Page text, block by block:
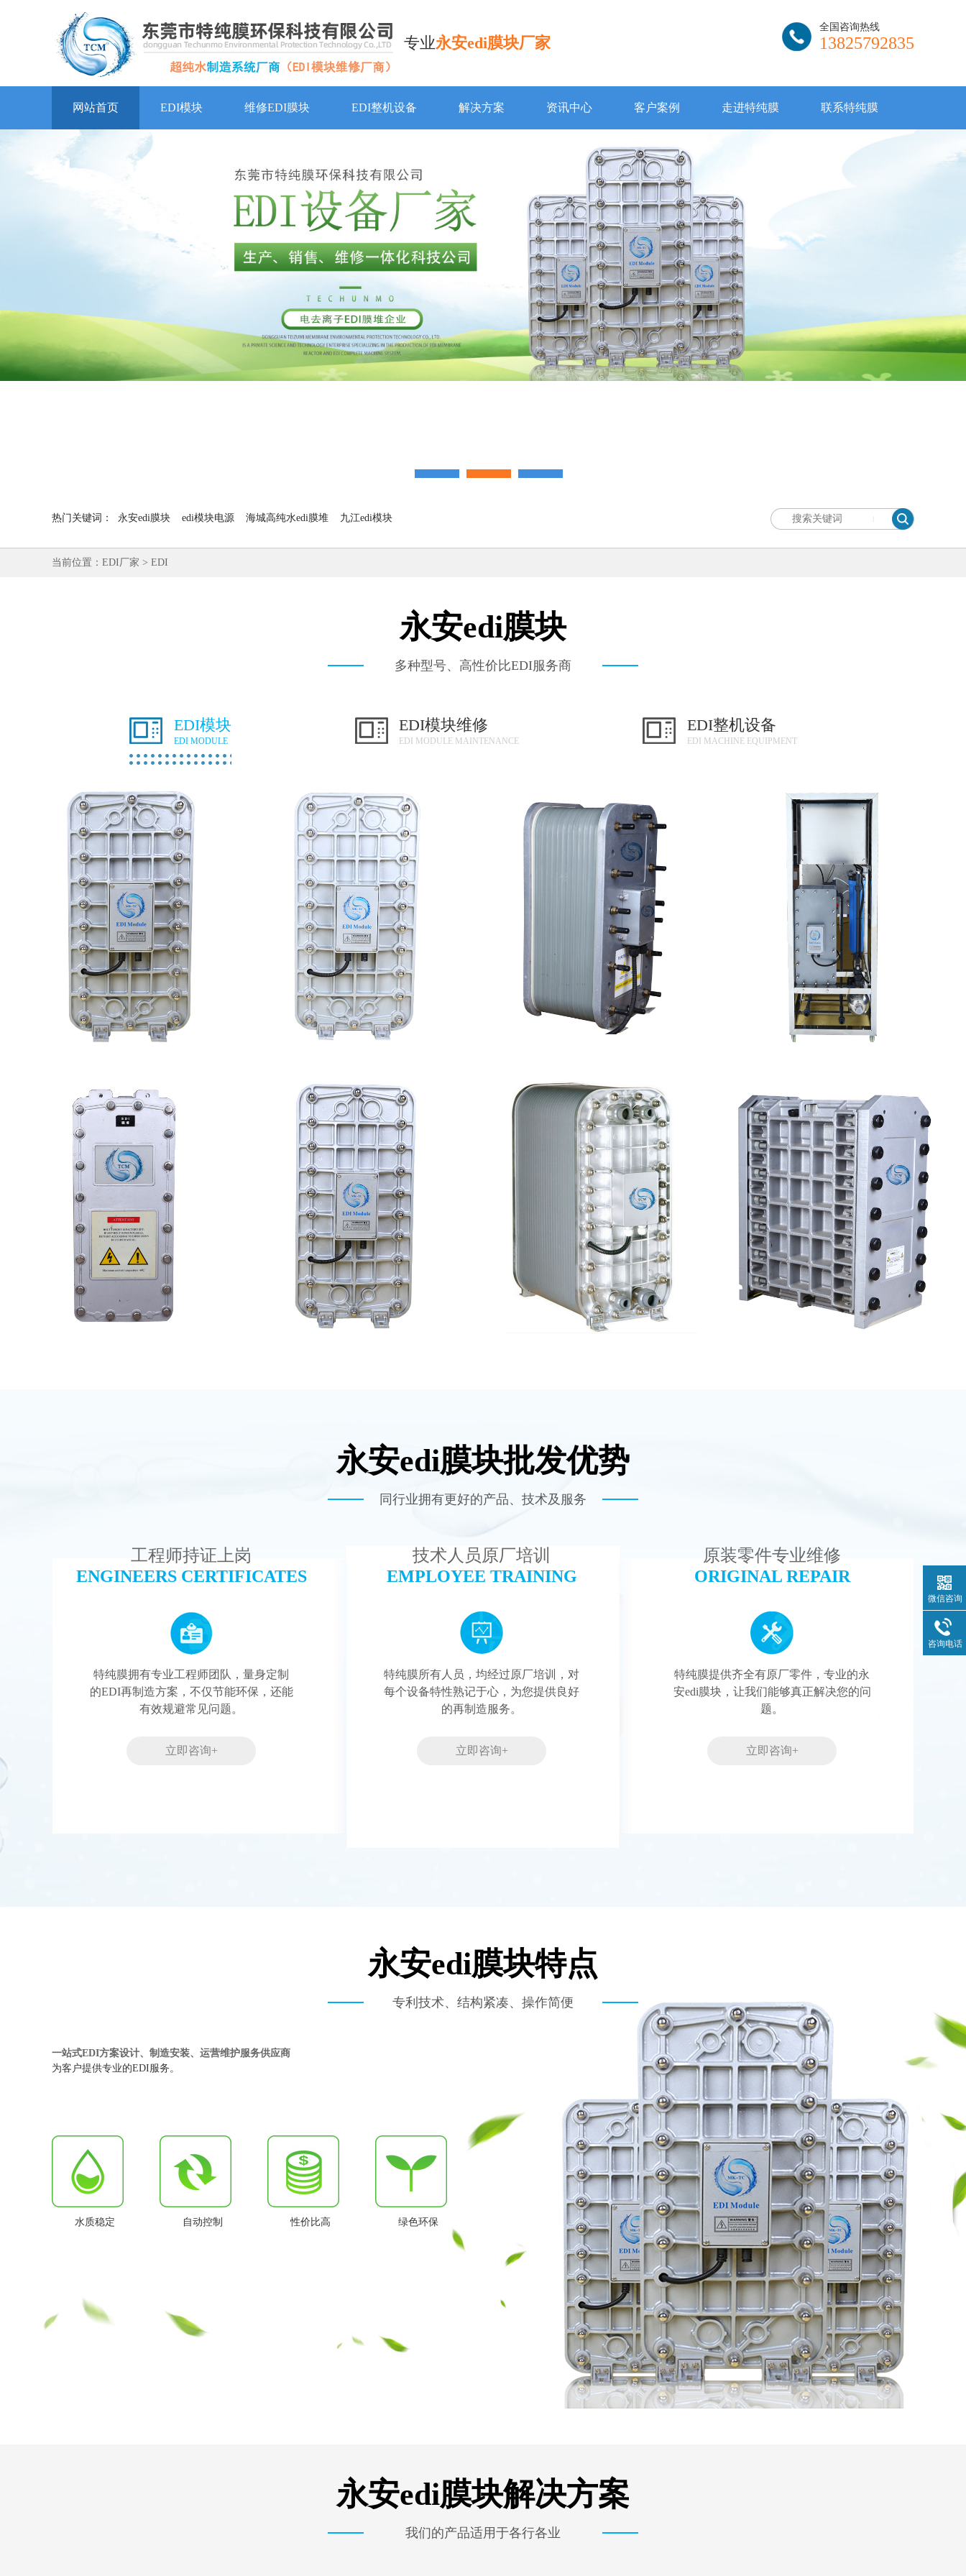
专业永安edi膜块厂家
全国咨询热线
13825792835
网站首页 EDI模块 维修EDI膜块 EDI整机设备 解决方案 资讯中心 客户案例 走进特纯膜 联系特纯膜
热门关键词： 永安edi膜块 edi模块电源 海城高纯水edi膜堆 九江edi模块
当前位置： EDI厂家 > EDI
永安edi膜块
多种型号、高性价比EDI服务商
EDI模块
EDI MODULE
EDI模块维修
EDI MODULE MAINTENANCE
EDI整机设备
EDI MACHINE EQUIPMENT
MK-TC50 EDI模块
查看详情
MK-TC500 EDI模块
查看详情
PureTec （浦睿）EDI模块维修
查看详情
MK-TC100 EDI设备
查看详情
MK-TC100 EDI超纯水处理设备
查看详情
麦克尼斯EDI模块维修
查看详情
永安edi膜块批发优势
同行业拥有更好的产品、技术及服务
工程师持证上岗
ENGINEERS CERTIFICATES
特纯膜拥有专业工程师团队，量身定制
的EDI再制造方案，不仅节能环保，还能
有效规避常见问题。
立即咨询+
技术人员原厂培训
EMPLOYEE TRAINING
特纯膜所有人员，均经过原厂培训，对
每个设备特性熟记于心，为您提供良好
的再制造服务。
立即咨询+
原装零件专业维修
ORIGINAL REPAIR
特纯膜提供齐全有原厂零件，专业的永
安edi膜块，让我们能够真正解决您的问
题。
立即咨询+
永安edi膜块特点
专利技术、结构紧凑、操作简便
一站式EDI方案设计、制造安装、运营维护服务供应商
为客户提供专业的EDI服务。
水质稳定 自动控制 性价比高 绿色环保
永安edi膜块解决方案
我们的产品适用于各行各业
微信咨询
咨询电话